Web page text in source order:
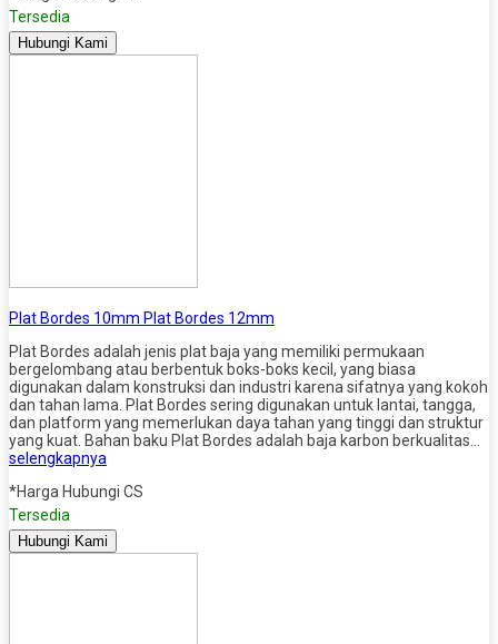
Tersedia
Hubungi Kami
Plat Bordes 10mm Plat Bordes 12mm
Plat Bordes adalah jenis plat baja yang memiliki permukaan
bergelombang atau berbentuk boks-boks kecil, yang biasa
digunakan dalam konstruksi dan industri karena sifatnya yang kokoh
dan tahan lama. Plat Bordes sering digunakan untuk lantai, tangga,
dan platform yang memerlukan daya tahan yang tinggi dan struktur
yang kuat. Bahan baku Plat Bordes adalah baja karbon berkualitas…
selengkapnya
*Harga Hubungi CS
Tersedia
Hubungi Kami